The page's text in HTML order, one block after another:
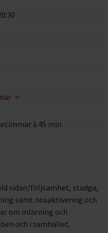
à 45 min
sidan/följsamhet, stadga,
samt nosaktivering och
om inlärning och
och i samhället.